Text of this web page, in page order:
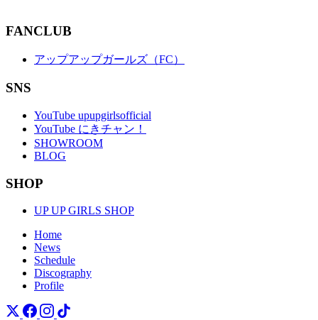
FANCLUB
アップアップガールズ（FC）
SNS
YouTube upupgirlsofficial
YouTube にきチャン！
SHOWROOM
BLOG
SHOP
UP UP GIRLS SHOP
Home
News
Schedule
Discography
Profile